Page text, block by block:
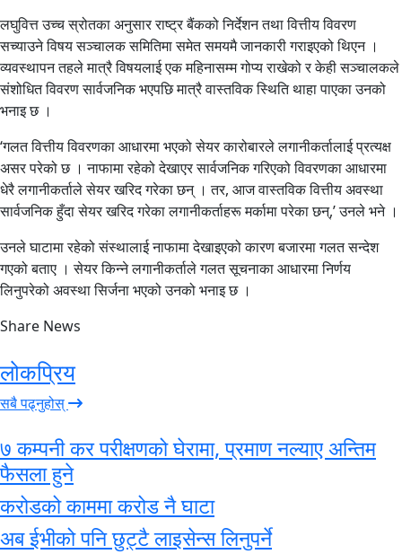
लघुवित्त उच्च स्रोतका अनुसार राष्ट्र बैंकको निर्देशन तथा वित्तीय विवरण
सच्याउने विषय सञ्चालक समितिमा समेत समयमै जानकारी गराइएको थिएन ।
व्यवस्थापन तहले मात्रै विषयलाई एक महिनासम्म गोप्य राखेको र केही सञ्चालकले
संशोधित विवरण सार्वजनिक भएपछि मात्रै वास्तविक स्थिति थाहा पाएका उनको
भनाइ छ ।
‘गलत वित्तीय विवरणका आधारमा भएको सेयर कारोबारले लगानीकर्तालाई प्रत्यक्ष
असर परेको छ । नाफामा रहेको देखाएर सार्वजनिक गरिएको विवरणका आधारमा
धेरै लगानीकर्ताले सेयर खरिद गरेका छन् । तर, आज वास्तविक वित्तीय अवस्था
सार्वजनिक हुँदा सेयर खरिद गरेका लगानीकर्ताहरू मर्कामा परेका छन्,’ उनले भने ।
उनले घाटामा रहेको संस्थालाई नाफामा देखाइएको कारण बजारमा गलत सन्देश
गएको बताए । सेयर किन्ने लगानीकर्ताले गलत सूचनाका आधारमा निर्णय
लिनुपरेको अवस्था सिर्जना भएको उनको भनाइ छ ।
Share News
लोकप्रिय
सबै पढ्नुहोस्
७ कम्पनी कर परीक्षणको घेरामा, प्रमाण नल्याए अन्तिम
फैसला हुने
करोडको काममा करोड नै घाटा
अब ईभीको पनि छुट्टै लाइसेन्स लिनुपर्ने